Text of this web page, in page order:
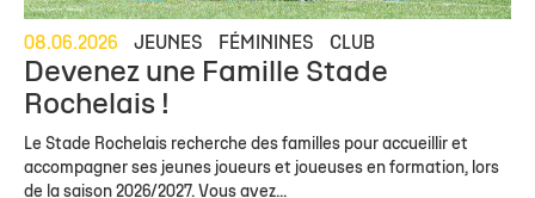
08.06.2026 JEUNES FÉMININES CLUB
Devenez une Famille Stade
Rochelais !
Le Stade Rochelais recherche des familles pour accueillir et
accompagner ses jeunes joueurs et joueuses en formation, lors
de la saison 2026/2027. Vous avez...